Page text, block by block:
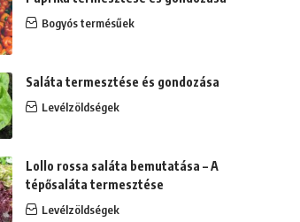
Bogyós termésűek
Saláta termesztése és gondozása
Levélzöldségek
Lollo rossa saláta bemutatása – A
tépősaláta termesztése
Levélzöldségek